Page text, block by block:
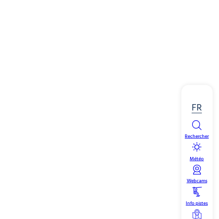
FR
Rechercher
Météo
Webcams
Info pistes